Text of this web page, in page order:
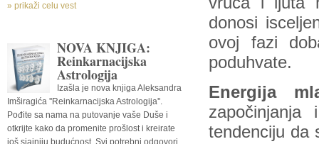
» prikaži celu vest
NOVA KNJIGA:
Reinkarnacijska
Astrologija
Izašla je nova knjiga Aleksandra
Imširagića ''Reinkarnacijska Astrologija''.
Pođite sa nama na putovanje vaše Duše i
otkrijte kako da promenite prošlost i kreirate
još sjajniju budućnost. Svi potrebni odgovori,
donosi
ovoj fazi
poduhvate.
Energija
tendenciju da